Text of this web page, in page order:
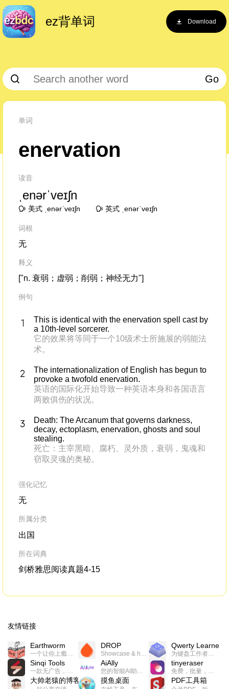
ez背单词 Download
Go
单词
enervation
读音
ˌenərˈveɪʃn
美式 ˌenərˈveɪʃn 英式 ˌenərˈveɪʃn
词根
无
释义
["n. 衰弱；虚弱；削弱；神经无力"]
例句
This is identical with the enervation spell cast by
a 10th-level sorcerer.
它的效果将等同于一个10级术士所施展的弱能法
术。
The internationalization of English has begun to
provoke a twofold enervation.
英语的国际化开始导致一种英语本身和各国语言
两败俱伤的状况。
Death: The Arcanum that governs darkness,
decay, ectoplasm, enervation, ghosts and soul
stealing.
死亡：主宰黑暗、腐朽、灵外质，衰弱，鬼魂和
窃取灵魂的奥秘。
强化记忆
无
所属分类
出国
所在词典
剑桥雅思阅读真题4-15
友情链接
Earthworm
一个让你上瘾的英语学习工具，使用 连词成句 、 i + 1 、 以终为始等学习理论来帮助你习得英语，通过不断的重复形成肌肉记忆，最重要的是 游戏化 的形式让学习英语从此不再痛苦
DROP
Showcase & host your work in extraordinary ways.不限速文件分享，托管，建站平台
Qwerty Learner
为键盘工作者设计的单词与肌肉记忆锻炼软件
Sinqi Tools
一款无广告，界面清爽的神奇在线小工具集合，范围包括但不限于：开发，设计，日常生活等
AiAlly
您的智能AI助手解决方案。提供24/7全天候的高效虚拟员工服务，助力个人和组织提升生产力、激发创新潜能。
tinyeraser
免费，批量，快速，一键换背景的桌面软件
大帅老猿的博客 摸鱼桌面 PDF工具箱